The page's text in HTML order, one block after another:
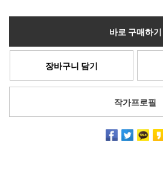
바로 구매하기
장바구니 담기
작가프로필